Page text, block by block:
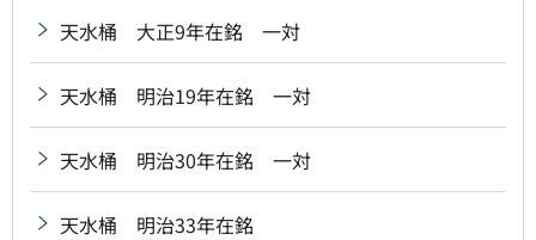
天水桶 大正9年在銘 一対
天水桶 明治19年在銘 一対
天水桶 明治30年在銘 一対
天水桶 明治33年在銘